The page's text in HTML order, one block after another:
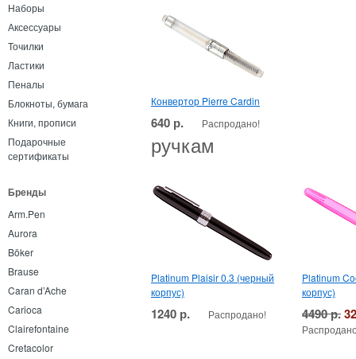
Наборы
Аксессуары
Точилки
Ластики
Пеналы
Блокноты, бумага
Книги, прописи
Подарочные
сертификаты
Бренды
Arm.Pen
Aurora
Böker
Brause
Caran d’Ache
Carioca
Clairefontaine
Cretacolor
Конвертор Pierre Cardin
640 р. Распродано!
ручкам
Platinum Plaisir 0.3 (черный
корпус)
1240 р. Распродано!
Platinum
корпус)
4490 р.